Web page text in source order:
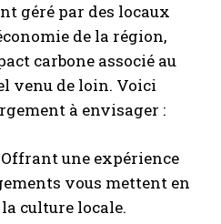
géré par des locaux
de la région,
carbone associé au
venu de loin. Voici
à envisager :
Offrant une expérience
vous mettent en
culture locale.